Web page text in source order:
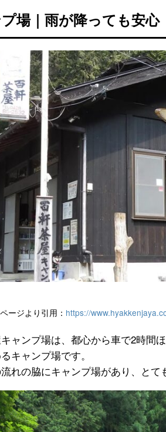
場｜雨が降っても安心
ージより引用： https://
ャンプ場は、都心から車で2時間
キャンプ場です。
れの脇にキャンプ場があり、とて